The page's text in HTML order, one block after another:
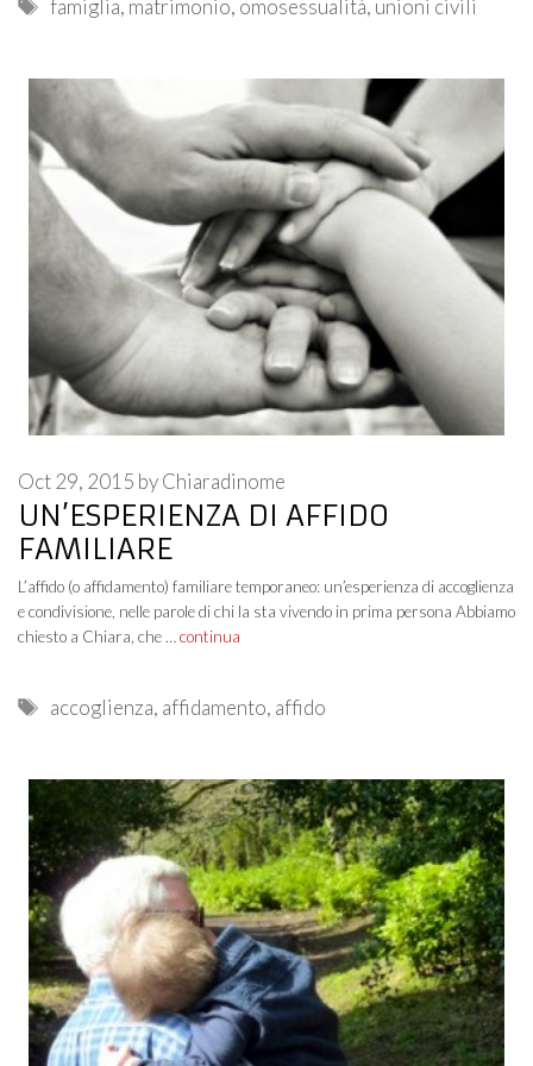
famiglia, matrimonio, omosessualità, unioni civili
UN’ESPERIENZA DI AFFIDO
FAMILIARE
Oct 29, 2015 byChiaradinome
L’affido (o affidamento) familiare temporaneo: un’esperienza di accoglienza
e condivisione, nelle parole di chi la sta vivendo in prima persona Abbiamo
chiesto a Chiara, che … continua
Tags
accoglienza, affidamento, affido